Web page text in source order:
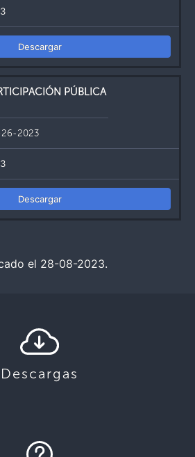
Descargar
PÚBLICA
26-2023
Descargar
el 28-08-2023.
Descargas